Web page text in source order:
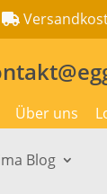
Über uns
Blog